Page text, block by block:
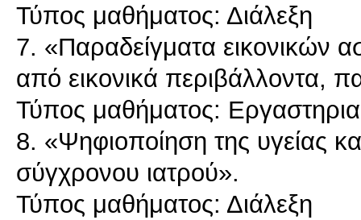
Τύπος μαθήματος: Διάλεξη
7. «Παραδείγματα εικονικών
από εικονικά περιβάλλοντα,
Τύπος μαθήματος:
8. «Ψηφιοποίηση της υγείας
σύγχρονου ιατρού».
Τύπος μαθήματος: Διάλεξη